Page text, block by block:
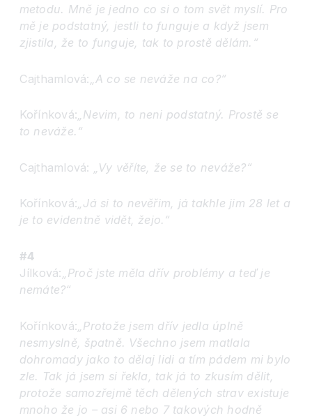
metodu. Mně je jedno co si o tom svět myslí. Pro
mě je podstatný, jestli to funguje a když jsem
zjistila, že to funguje, tak to prostě dělám.“
Cajthamlová: „A co se neváže na co?“
Kořínková:„Nevim, to neni podstatný. Prostě se
to neváže.“
Cajthamlová: „Vy věříte, že se to neváže?“
Kořínková:„Já si to nevěřim, já takhle jim 28 let a
je to evidentně vidět, žejo.“
#4
Jílková:„Proč jste měla dřív problémy a teď je
nemáte?“
Kořínková: „Protože jsem dřív jedla úplně
nesmyslně, špatně. Všechno jsem matlala
dohromady jako to dělaj lidi a tím pádem mi bylo
zle. Tak já jsem si řekla, tak já to zkusím dělit,
protože samozřejmě těch dělených strav existuje
mnoho že jo – asi 6 nebo 7 takových hodně